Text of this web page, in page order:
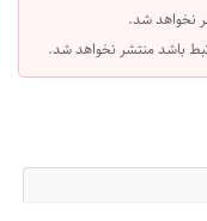
نخواهد شد.
باشد منتشر نخواهد شد.